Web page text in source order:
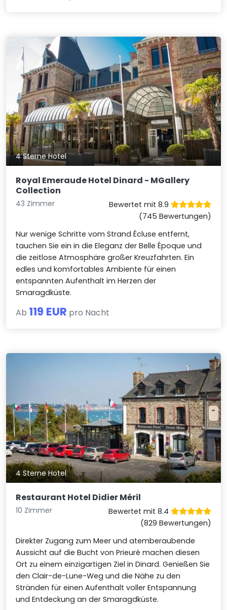
4 Sterne Hotel
Royal Emeraude Hotel Dinard - MGallery
Collection
43 Zimmer
Bewertet mit 8.9
(745 Bewertungen)
Nur wenige Schritte vom Strand Écluse entfernt,
tauchen Sie ein in die Eleganz der Belle Époque und
die zeitlose Atmosphäre großer Kreuzfahrten. Ein
edles und komfortables Ambiente für einen
entspannten Aufenthalt im Herzen der
Smaragdküste.
Ab 119 EUR pro Nacht
4 Sterne Hotel
Restaurant Hotel Didier Méril
10 Zimmer
Bewertet mit 8.4
(829 Bewertungen)
Direkter Zugang zum Meer und atemberaubende
Aussicht auf die Bucht von Prieuré machen diesen
Ort zu einem einzigartigen Ziel in Dinard. Genießen Sie
den Clair-de-Lune-Weg und die Nähe zu den
Stränden für einen Aufenthalt voller Entspannung
und Entdeckung an der Smaragdküste.